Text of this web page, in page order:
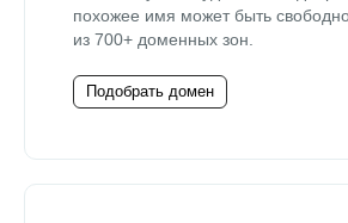
похожее имя может быть
из 700+ доменных зон.
Подобрать домен